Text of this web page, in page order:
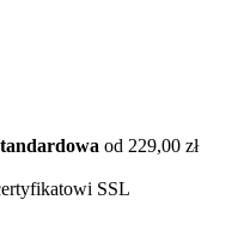
od 229,00 zł
SSL